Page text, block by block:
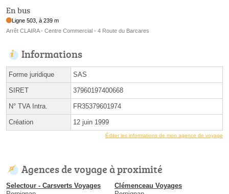
En bus
Ligne 503, à 239 m
Arrêt CLAIRA - Centre Commercial - 4 Route du Barcares
Informations
Forme juridique SAS
SIRET 37960197400668
N° TVA Intra. FR35379601974
Création 12 juin 1999
Éditer les informations de mon agence de voyage
Agences de voyage à proximité
Selectour - Carsverts Voyages
Clémenceau Voyages